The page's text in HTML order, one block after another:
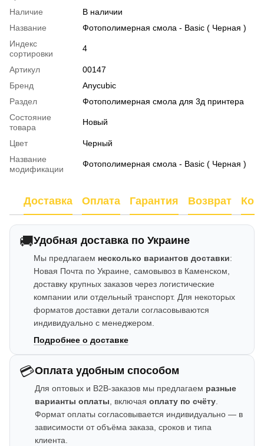
Наличие
В наличии
Название
Фотополимерная смола - Basic ( Черная )
Индекс
сортировки
4
Артикул
00147
Бренд
Anycubic
Раздел
Фотополимерная смола для 3д принтера
Состояние
товара
Новый
Цвет
Черный
Название
модификации
Фотополимерная смола - Basic ( Черная )
Доставка Оплата Гарантия Возврат
🚚Удобная доставка по Украине
Мы предлагаем несколько вариантов доставки:
Новая Почта по Украине, самовывоз в Каменском,
доставку крупных заказов через логистические
компании или отдельный транспорт. Для некоторых
форматов доставки детали согласовываются
индивидуально с менеджером.
Подробнее о доставке
💳Оплата удобным способом
Для оптовых и B2B-заказов мы предлагаем разные
варианты оплаты , включая оплату по счёту
Формат оплаты согласовывается индивидуально — в
зависимости от объёма заказа, сроков и типа
клиента.